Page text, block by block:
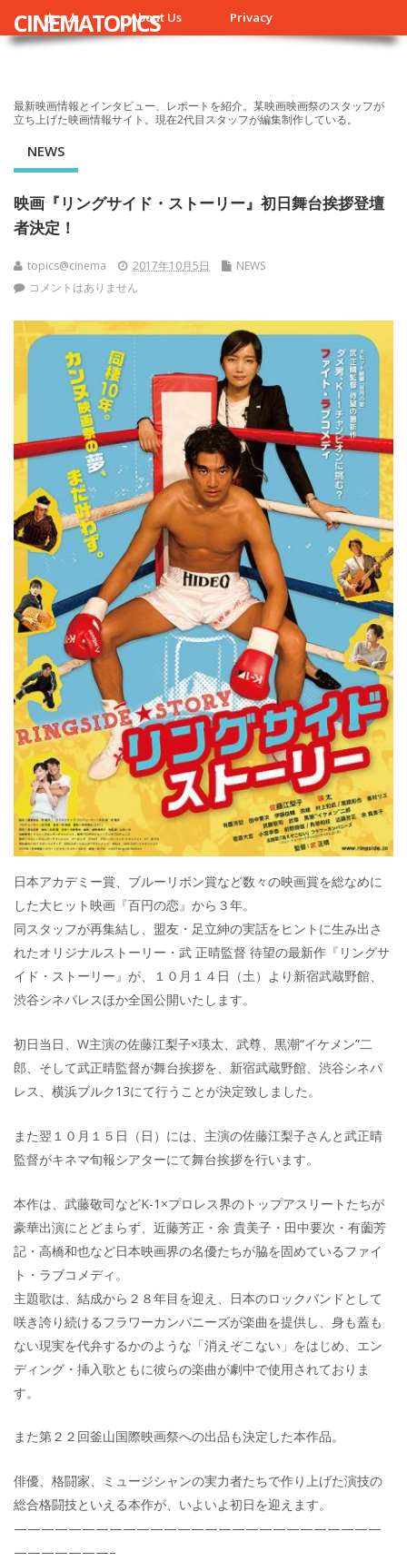
ホーム About Us Privacy
CINEMATOPICS
最新映画情報とインタビュー、レポートを紹介。某映画映画祭のスタッフが
立ち上げた映画情報サイト。現在2代目スタッフが編集制作している。
NEWS
映画『リングサイド・ストーリー』初日舞台挨拶登壇
者決定！
topics@cinema 2017年10月5日
NEWS
コメントはありません
日本アカデミー賞、ブルーリボン賞など数々の映画賞を総なめに
した大ヒット映画『百円の恋』から３年。
同スタッフが再集結し、盟友・足立紳の実話をヒントに生み出さ
れたオリジナルストーリー・武 正晴監督 待望の最新作『リングサ
イド・ストーリー』が、１０月１４日（土）より新宿武蔵野館、
渋谷シネパレスほか全国公開いたします。
初日当日、W主演の佐藤江梨子×瑛太、武尊、黒潮“イケメン”二
郎、そして武正晴監督が舞台挨拶を、新宿武蔵野館、渋谷シネパ
レス、横浜ブルク13にて行うことが決定致しました。
また翌１０月１５日（日）には、主演の佐藤江梨子さんと武正晴
監督がキネマ旬報シアターにて舞台挨拶を行います。
本作は、武藤敬司などK-1×プロレス界のトップアスリートたちが
豪華出演にとどまらず、近藤芳正・余 貴美子・田中要次・有薗芳
記・高橋和也など日本映画界の名優たちが脇を固めているファイ
ト・ラブコメディ。
主題歌は、結成から２８年目を迎え、日本のロックバンドとして
咲き誇り続けるフラワーカンパニーズが楽曲を提供し、身も蓋も
ない現実を代弁するかのような「消えぞこない」をはじめ、エン
ディング・挿入歌ともに彼らの楽曲が劇中で使用されておりま
す。
また第２２回釜山国際映画祭への出品も決定した本作品。
俳優、格闘家、ミュージシャンの実力者たちで作り上げた演技の
総合格闘技といえる本作が、いよいよ初日を迎えます。
———————————————————————————
———————–